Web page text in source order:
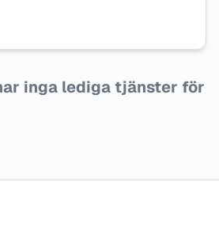
inga lediga tjänster för